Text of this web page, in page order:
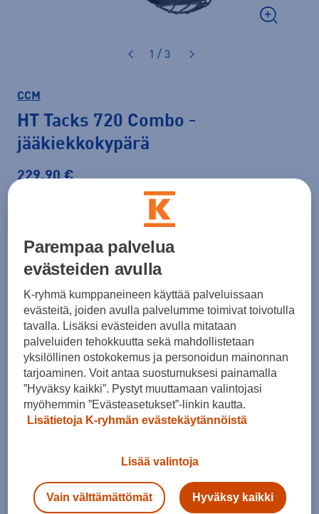
1 / 3
CCM
HT Tacks 720 Combo -
jääkiekkokypärä
229,90 €
S M
Lisää ostoskoriin
SaatavillaMyymälät:
Valitse koko nähdäksesi myymäläsaatavuuden.
Parempaa palvelua
evästeiden avulla
K-ryhmä kumppaneineen käyttää palveluissaan
evästeitä, joiden avulla palvelumme toimivat toivotulla
tavalla. Lisäksi evästeiden avulla mitataan
palveluiden tehokkuutta sekä mahdollistetaan
yksilöllinen ostokokemus ja personoidun mainonnan
tarjoaminen. Voit antaa suostumuksesi painamalla
”Hyväksy kaikki”. Pystyt muuttamaan valintojasi
myöhemmin ”Evästeasetukset”-linkin kautta.
Lisätietoja K-ryhmän evästekäytännöistä
Lisää valintoja
Vain välttämättömät Hyväksy kaikki